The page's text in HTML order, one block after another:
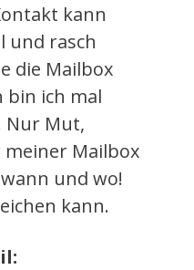
kann
und rasch
die Mailbox
bin ich mal
Nur Mut,
meiner Mailbox
und wo!
kann.